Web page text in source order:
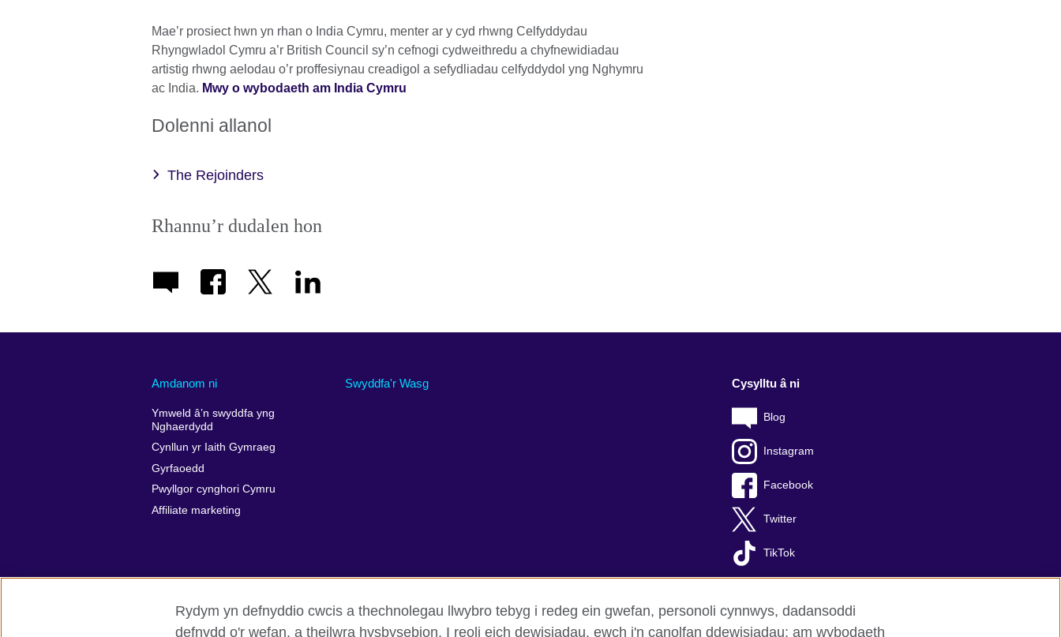
Mae’r prosiect hwn yn rhan o India Cymru, menter ar y cyd rhwng Celfyddydau
Rhyngwladol Cymru a’r British Council sy’n cefnogi cydweithredu a chyfnewidiadau
artistig rhwng aelodau o’r proffesiynau creadigol a sefydliadau celfyddydol yng Nghymru
ac India. Mwy o wybodaeth am India Cymru
Dolenni allanol
The Rejoinders
Rhannu’r dudalen hon
Amdanom ni
Ymweld â’n swyddfa yng
Nghaerdydd
Cynllun yr Iaith Gymraeg
Gyrfaoedd
Pwyllgor cynghori Cymru
Affiliate marketing
Swyddfa'r Wasg Cysylltu â ni
Blog
Instagram
Facebook
Twitter
TikTok
British Council Byd-eang Preifatrwydd a thelerau defnyddio Hygyrchedd Cwcis Map o’r safle
Rydym yn defnyddio cwcis a thechnolegau llwybro tebyg i redeg ein gwefan, personoli cynnwys, dadansoddi
defnydd o'r wefan, a theilwra hysbysebion. I reoli eich dewisiadau, ewch i'n canolfan ddewisiadau; am wybodaeth